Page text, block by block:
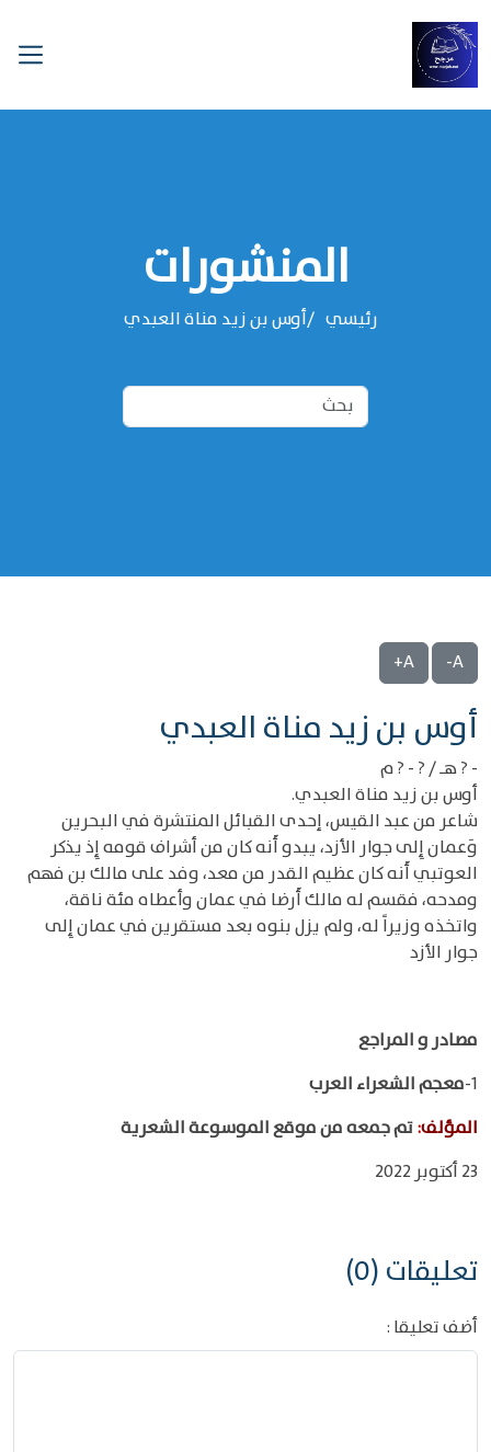
المنشورات
رئيسي ‌‌أوس بن زيد مناة العبدي
A-
A+
‌‌أوس بن زيد مناة العبدي
- ? هـ / ? - ? م
أوس بن زيد مناة العبدي.
شاعر من عبد القيس، إحدى القبائل المنتشرة في البحرين
وَعمان إِلى جوار الأزد، يبدو أَنه كان من أشراف قومه إِذ يذكر
العوتبي أَنه كان عظيم القدر من معد، وفد على مالك بن فهم
ومدحه، فقسم له مالك أَرضا في عمان وأعطاه مئة ناقة،
واتخذه وزيراً له، ولم يزل بنوه بعد مستقرين في عمان إِلى
جوار الأزد
مصادر و المراجع
1- معجم الشعراء العرب
المؤلف:تم جمعه من موقع الموسوعة الشعرية
23 أكتوبر 2022
تعليقات (0)
أضف تعليقا :